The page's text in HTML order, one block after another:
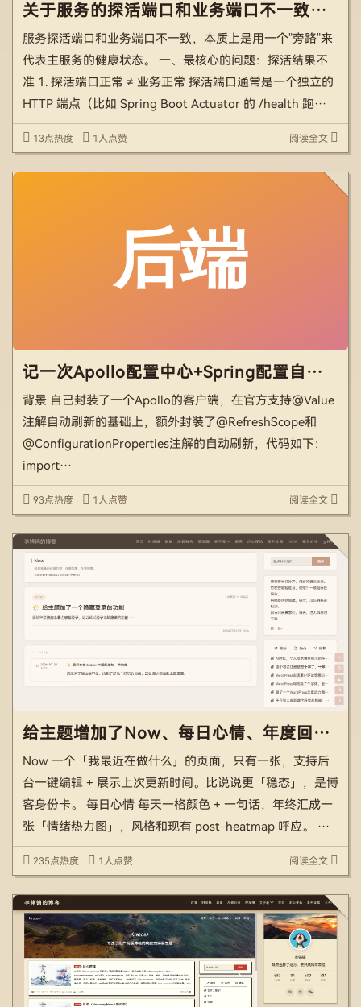
关于服务的探活端口和业务端口不一致有什么问题
服务探活端口和业务端口不一致，本质上是用一个"旁路"来
代表主服务的健康状态。 一、最核心的问题：探活结果不
准 1. 探活端口正常 ≠ 业务正常 探活端口通常是一个独立的
HTTP 端点（比如 Spring Boot Actuator 的 /health 跑在另
一个端口），它只检查 JVM 能不能响应 […]
13点热度 1人点赞 阅读全文
记一次Apollo配置中心+Spring配置自动刷新导致的内存泄露问题
背景 自己封装了一个Apollo的客户端，在官方支持@Value
注解自动刷新的基础上，额外封装了@RefreshScope和
@ConfigurationProperties注解的自动刷新，代码如下：
import
com.ctrip.framework.apollo.model.ConfigChangeEvent; i
93点热度 1人点赞 阅读全文
给主题增加了Now、每日心情、年度回顾、岁月同一天、随机漫步等功能
Now 一个「我最近在做什么」的页面，只有一张，支持后
台一键编辑 + 展示上次更新时间。比说说更「稳态」，是博
客身份卡。 每日心情 每天一格颜色 + 一句话，年终汇成一
张「情绪热力图」，风格和现有 post-heatmap 呼应。 年
度回顾 这是你的博客生日纪念页：自动统计「本博客已陪
伴你 N 天 / 写了 M 字 / […]
235点热度 1人点赞 阅读全文